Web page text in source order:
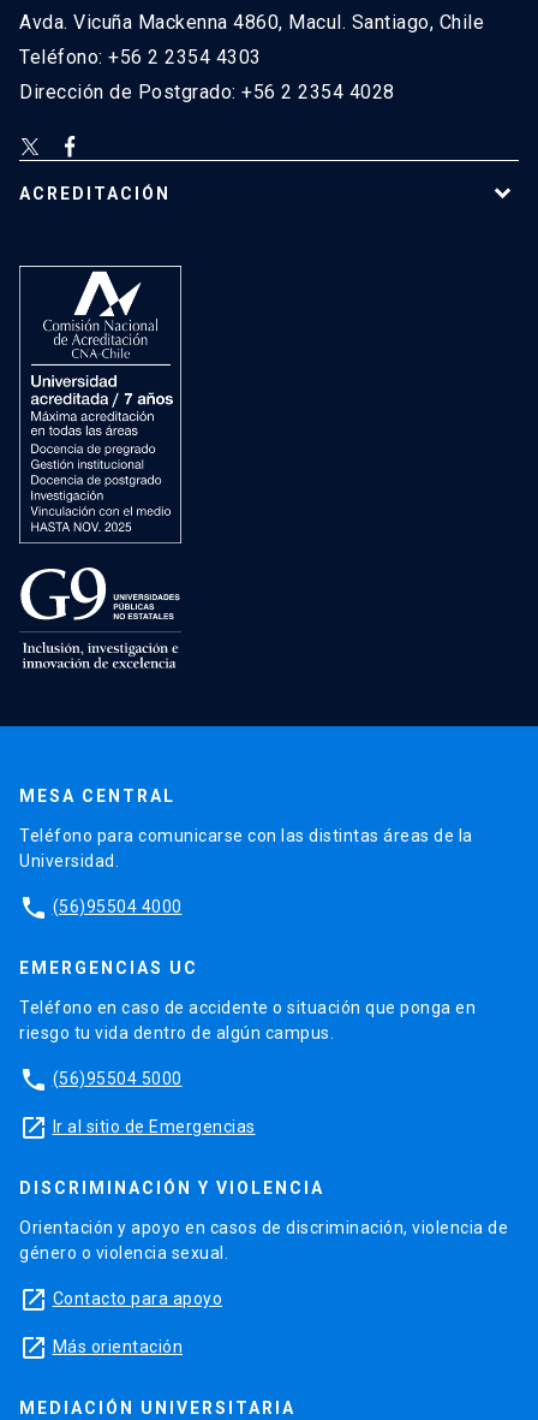
Avda. Vicuña Mackenna 4860, Macul. Santiago, Chile
Teléfono: +56 2 2354 4303
Dirección de Postgrado: +56 2 2354 4028
ACREDITACIÓN
MESA CENTRAL
Teléfono para comunicarse con las distintas áreas de la
Universidad.
phone (56)95504 4000
EMERGENCIAS UC
Teléfono en caso de accidente o situación que ponga en
riesgo tu vida dentro de algún campus.
phone (56)95504 5000
launch Ir al sitio de Emergencias
DISCRIMINACIÓN Y VIOLENCIA
Orientación y apoyo en casos de discriminación, violencia de
género o violencia sexual.
launch Contacto para apoyo
launch Más orientación
MEDIACIÓN UNIVERSITARIA